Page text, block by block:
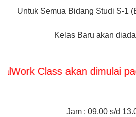
Untuk Semua Bidang Studi S-1
Kelas Baru akan
Class akan dimulai pada
Jam : 09.00 s/d